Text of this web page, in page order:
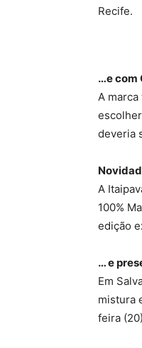
Recife.
…e com
A
deveria
A
100%
edição
… e
Em
mistura
feira